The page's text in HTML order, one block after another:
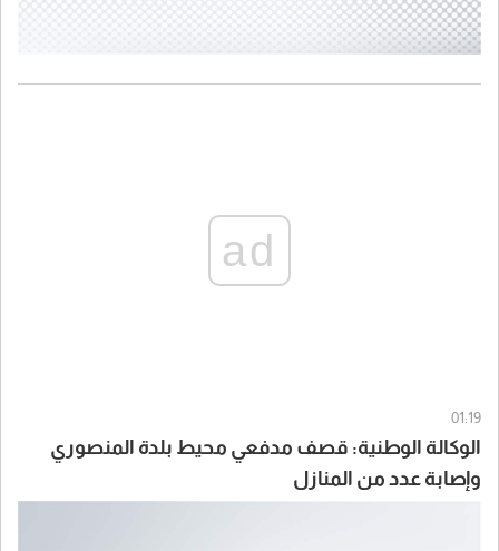
ad
01:19
الوكالة الوطنية: قصف مدفعي محيط بلدة المنصوري
وإصابة عدد من المنازل